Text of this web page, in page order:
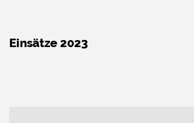
Einsätze 2023